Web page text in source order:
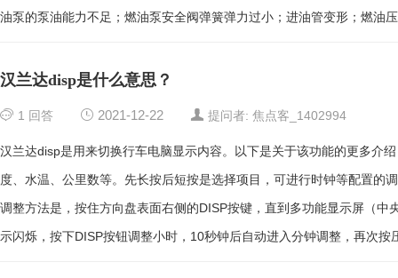
油泵的泵油能力不足；燃油泵安全阀弹簧弹力过小；进油管变形；燃油
汉兰达disp是什么意思？
1 回答 2021-12-22 提问者: 焦点客_1402994
汉兰达disp是用来切换行车电脑显示内容。以下是关于该功能的更多介
度、水温、公里数等。先长按后短按是选择项目，可进行时钟等配置的
调整方法是，按住方向盘表面右侧的DISP按键，直到多功能显示屏（
示闪烁，按下DISP按钮调整小时，10秒钟后自动进入分钟调整，再次按